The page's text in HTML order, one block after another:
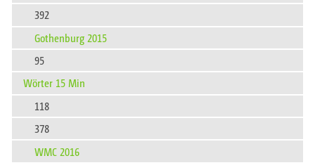
392
Gothenburg 2015
95
Wörter 15 Min
118
378
WMC 2016